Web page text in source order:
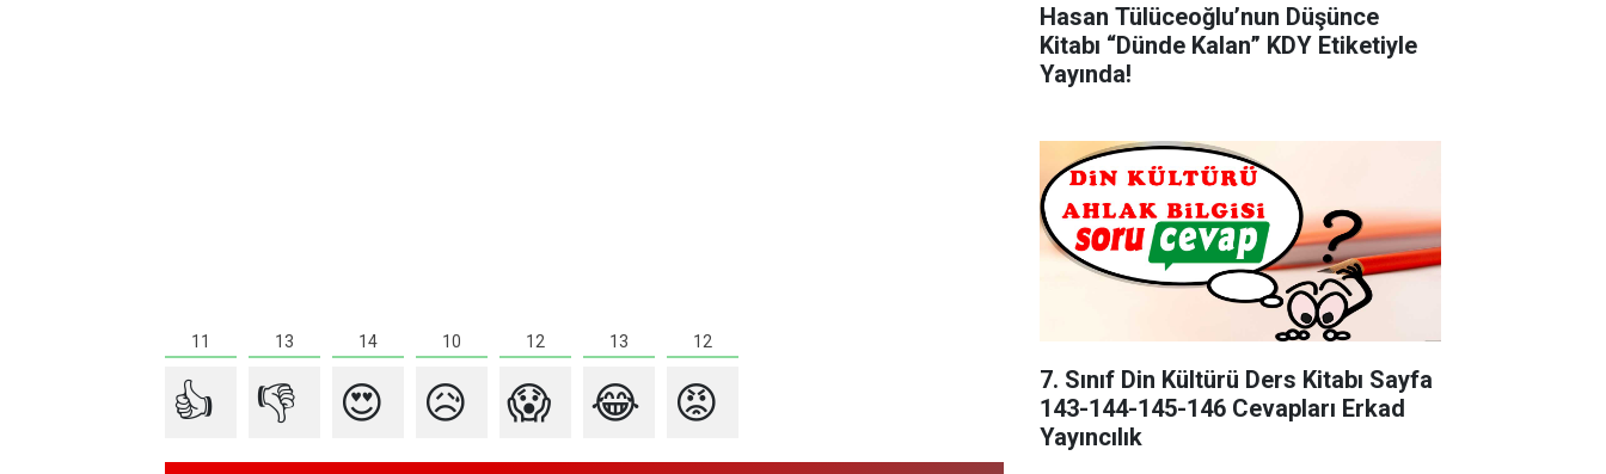
11 13 14 10 12 13 12
👍 👎 😍 😥 😱 😂 😡
Hasan Tülüceoğlu’nun Düşünce
Kitabı “Dünde Kalan” KDY Etiketiyle
Yayında!
7. Sınıf Din Kültürü Ders Kitabı Sayfa
143-144-145-146 Cevapları Erkad
Yayıncılık